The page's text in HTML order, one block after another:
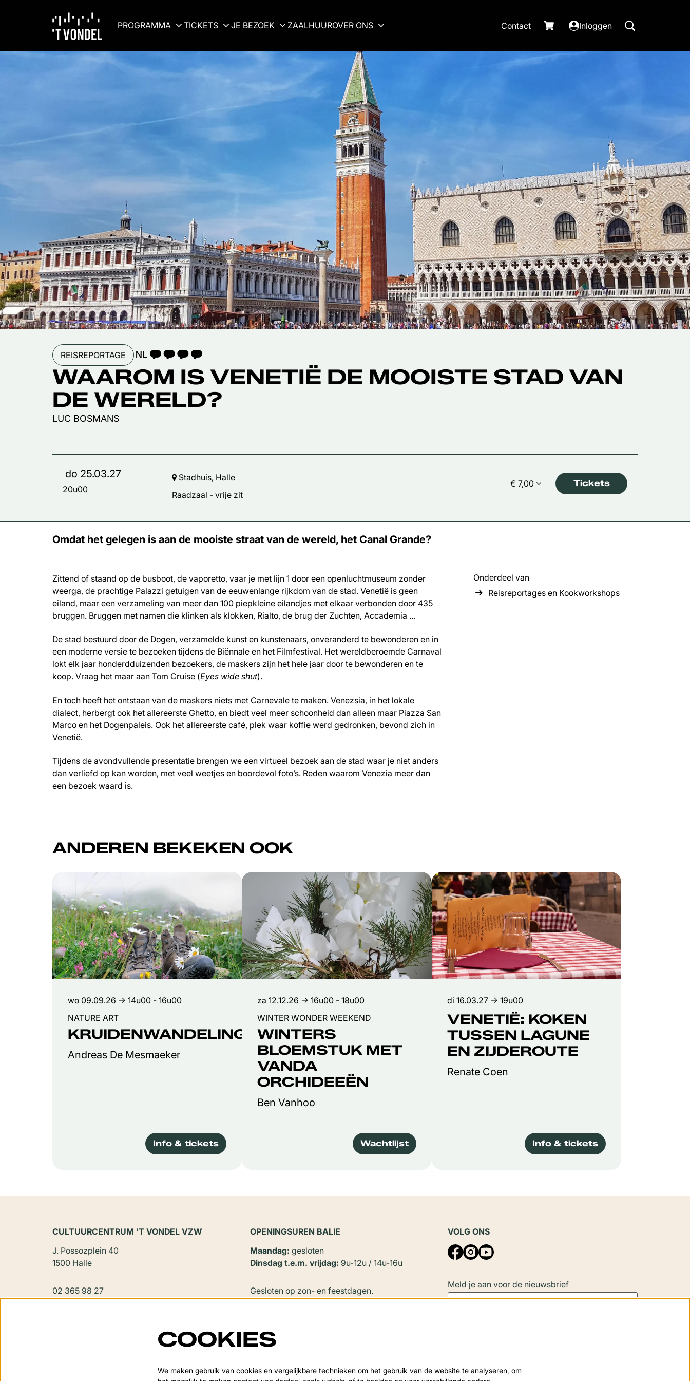
PROGRAMMA TICKETS JE BEZOEK ZAALHUUROVER ONS Contact Inloggen
REISREPORTAGE TAALICOON 4
WAAROM IS VENETIË DE MOOISTE STAD VAN
DE WERELD?
LUC BOSMANS
do 25.03.27
20u00
Stadhuis, Halle
Raadzaal - vrije zit
€ 7,00 Tickets
Omdat het gelegen is aan de mooiste straat van de wereld, het Canal Grande?
Zittend of staand op de busboot, de vaporetto, vaar je met lijn 1 door een openluchtmuseum zonder
weerga, de prachtige Palazzi getuigen van de eeuwenlange rijkdom van de stad. Venetië is geen
eiland, maar een verzameling van meer dan 100 piepkleine eilandjes met elkaar verbonden door 435
bruggen. Bruggen met namen die klinken als klokken, Rialto, de brug der Zuchten, Accademia …
De stad bestuurd door de Dogen, verzamelde kunst en kunstenaars, onveranderd te bewonderen en in
een moderne versie te bezoeken tijdens de Biënnale en het Filmfestival. Het wereldberoemde Carnaval
lokt elk jaar honderdduizenden bezoekers, de maskers zijn het hele jaar door te bewonderen en te
koop. Vraag het maar aan Tom Cruise (Eyes wide shut).
En toch heeft het ontstaan van de maskers niets met Carnevale te maken. Venezsia, in het lokale
dialect, herbergt ook het allereerste Ghetto, en biedt veel meer schoonheid dan alleen maar Piazza San
Marco en het Dogenpaleis. Ook het allereerste café, plek waar koffie werd gedronken, bevond zich in
Venetië.
Tijdens de avondvullende presentatie brengen we een virtueel bezoek aan de stad waar je niet anders
dan verliefd op kan worden, met veel weetjes en boordevol foto’s. Reden waarom Venezia meer dan
een bezoek waard is.
Onderdeel van
Reisreportages en Kookworkshops
ANDEREN BEKEKEN OOK
KRUIDENWANDELING
Andreas De Mesmaeker
NATURE ART
wo 09.09.26 → 14u00 - 16u00
Info & tickets
WINTERS
BLOEMSTUK MET
VANDA
ORCHIDEEËN
Ben Vanhoo
WINTER WONDER WEEKEND
za 12.12.26 → 16u00 - 18u00
Wachtlijst
VENETIË: KOKEN
TUSSEN LAGUNE
EN ZIJDEROUTE
Renate Coen
di 16.03.27 → 19u00
Info & tickets
CULTUURCENTRUM ’T VONDEL VZW
J. Possozplein 40
1500 Halle
02 365 98 27
OPENINGSUREN BALIE
Maandag: gesloten
Dinsdag t.e.m. vrijdag: 9u-12u / 14u-16u
Gesloten op zon- en feestdagen.
namiddagopeningen.
Van 20 juli tot en met 20 augustus en tijdens de
VOLG ONS
Meld je aan voor de nieuwsbrief
Deze site wordt beschermd door reCAPTCHA, dataverwerking gebeurt in
overeenstemming met de Cloud Data Processing Addendum
COOKIES
We maken gebruik van cookies en vergelijkbare technieken om het gebruik van de website te analyseren, om